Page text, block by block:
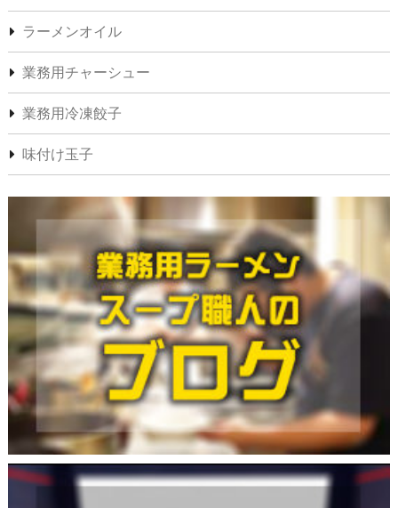
ラーメンオイル
業務用チャーシュー
業務用冷凍餃子
味付け玉子